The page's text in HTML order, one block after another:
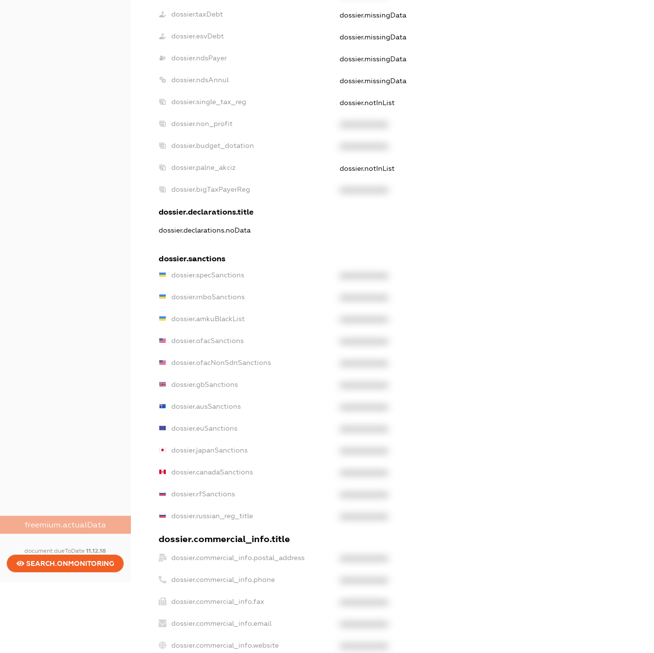
freemium.actualData
document.dueToDate11.12.18
SEARCH.ONMONITORING
dossier.taxDebt dossier.missingData
dossier.esvDebt dossier.missingData
dossier.ndsPayer dossier.missingData
dossier.ndsAnnul dossier.missingData
dossier.single_tax_reg dossier.notInList
dossier.non_profit
dossier.budget_dotation
dossier.palne_akciz dossier.notInList
dossier.bigTaxPayerReg
dossier.declarations.title
dossier.declarations.noData
dossier.sanctions
dossier.specSanctions
dossier.rnboSanctions
dossier.amkuBlackList
dossier.ofacSanctions
dossier.ofacNonSdnSanctions
dossier.gbSanctions
dossier.ausSanctions
dossier.euSanctions
dossier.japanSanctions
dossier.canadaSanctions
dossier.rfSanctions
dossier.russian_reg_title
dossier.commercial_info.title
dossier.commercial_info.postal_address
dossier.commercial_info.phone
dossier.commercial_info.fax
dossier.commercial_info.email
dossier.commercial_info.website